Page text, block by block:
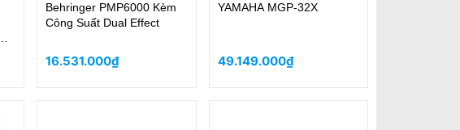
Behringer PMP6000 Kèm
Công Suất Dual Effect
16.531.000₫
YAMAHA MGP-32X
49.149.000₫